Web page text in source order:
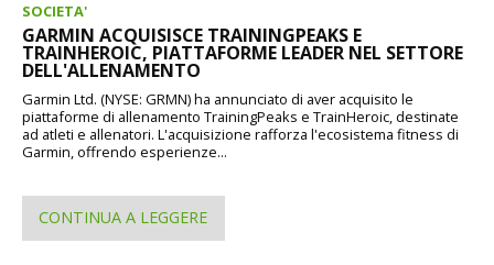
SOCIETA'
GARMIN ACQUISISCE TRAININGPEAKS E
TRAINHEROIC, PIATTAFORME LEADER NEL SETTORE
DELL'ALLENAMENTO
Garmin Ltd. (NYSE: GRMN) ha annunciato di aver acquisito le
piattaforme di allenamento TrainingPeaks e TrainHeroic, destinate
ad atleti e allenatori. L'acquisizione rafforza l'ecosistema fitness di
Garmin, offrendo esperienze...
CONTINUA A LEGGERE